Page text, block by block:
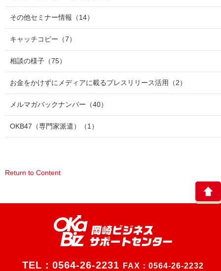
その他セミナー情報 （14）
キャッチコピー （7）
相談の様子 （75）
お金をかけずにメディアに載るプレスリリース活用 （2）
メルマガバックナンバー （40）
OKB47（専門家派遣） （1）
Return to Content
TEL： 0564-26-2231 FAX：0564-26-2232